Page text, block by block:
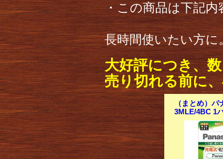
・この商品は下記
長時間使いたい方
大好評につき、
売り切れる前に
（まとめ）
3MLE/4BC 1